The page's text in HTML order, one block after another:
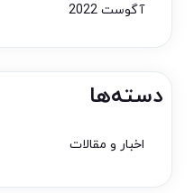
آگوست 2022
دسته‌ها
اخبار و مقالات